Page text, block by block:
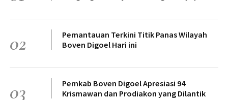
02
Pemantauan Terkini Titik Panas Wilayah
Boven Digoel Hari ini
03
Pemkab Boven Digoel Apresiasi 94
Krismawan dan Prodiakon yang Dilantik